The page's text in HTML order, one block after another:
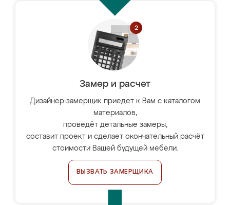
Замер и расчет
Дизайнер-замерщик приедет к Вам с каталогом
материалов,
проведёт детальные замеры,
составит проект и сделает окончательный расчёт
стоимости Вашей будущей мебели.
ВЫЗВАТЬ ЗАМЕРЩИКА